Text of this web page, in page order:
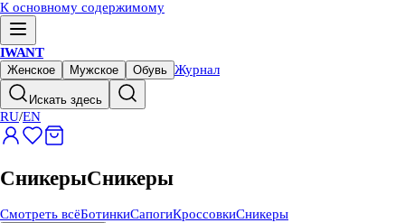
К основному содержимому
IWANT
Женское Мужское Обувь Журнал
Искать здесь
RU/EN
СникерыСникеры
Смотреть всёБотинкиСапогиКроссовкиСникеры